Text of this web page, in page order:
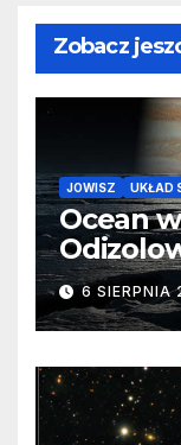
Zobacz
JOWISZ UKŁAD
Ocean
barierę
6